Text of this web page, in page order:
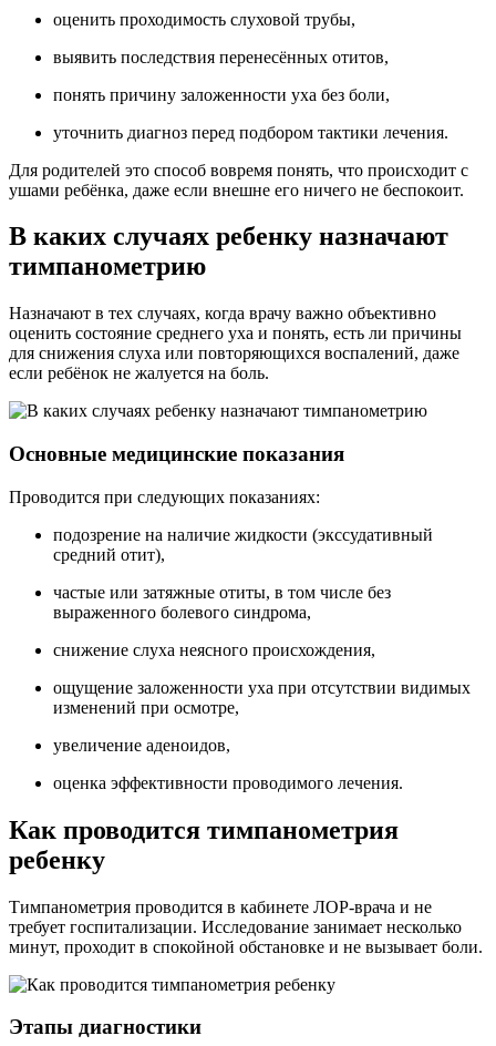
оценить проходимость слуховой трубы,
выявить последствия перенесённых отитов,
понять причину заложенности уха без боли,
уточнить диагноз перед подбором тактики лечения.
Для родителей это способ вовремя понять, что происходит с
ушами ребёнка, даже если внешне его ничего не беспокоит.
В каких случаях ребенку назначают
тимпанометрию
Назначают в тех случаях, когда врачу важно объективно
оценить состояние среднего уха и понять, есть ли причины
для снижения слуха или повторяющихся воспалений, даже
если ребёнок не жалуется на боль.
Основные медицинские показания
Проводится при следующих показаниях:
подозрение на наличие жидкости (экссудативный
средний отит),
частые или затяжные отиты, в том числе без
выраженного болевого синдрома,
снижение слуха неясного происхождения,
ощущение заложенности уха при отсутствии видимых
изменений при осмотре,
увеличение аденоидов,
оценка эффективности проводимого лечения.
Как проводится тимпанометрия
ребенку
Тимпанометрия проводится в кабинете ЛОР-врача и не
требует госпитализации. Исследование занимает несколько
минут, проходит в спокойной обстановке и не вызывает боли.
Этапы диагностики